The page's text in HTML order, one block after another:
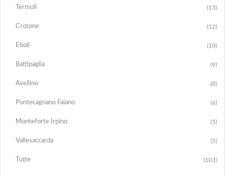
Termoli (13)
Crotone (12)
Eboli (10)
Battipaglia (9)
Avellino (8)
Pontecagnano Faiano (6)
Monteforte Irpino (5)
Vallesaccarda (5)
Tutte (103)